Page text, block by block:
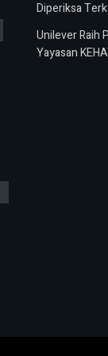
Diperiksa
Unilever Raih
Yayasan